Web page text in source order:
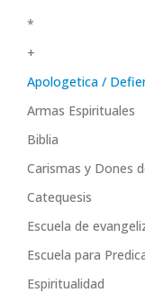
*
+
Apologetica /
Armas Espirituales
Biblia
Carismas y Dones
Catequesis
Escuela de
Escuela para
Espiritualidad